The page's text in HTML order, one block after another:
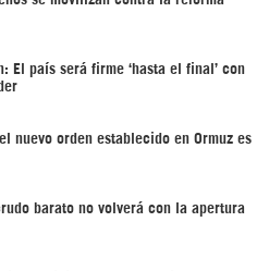
El país será firme ‘hasta el final’ con
nuevo orden establecido en Ormuz es
barato no volverá con la apertura